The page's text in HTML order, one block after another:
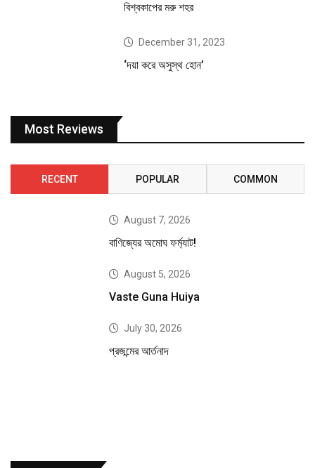
বিশ্বকাপের মরু শহর
December 31, 2023
‘দয়া করে অসুস্থ হোন’
Most Reviews
RECENT POPULAR COMMON
August 7, 2026
বাণিজ্যের অমোঘ ফর্ম্যাট!
August 5, 2026
Vaste Guna Huiya
July 30, 2026
প্রজন্মের আর্তনাদ